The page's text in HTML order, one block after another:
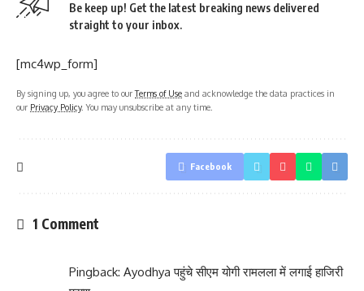
Be keep up! Get the latest breaking news delivered
straight to your inbox.
[mc4wp_form]
By signing up, you agree to ourTerms of Use and acknowledge the data practices in
our Privacy Policy. You may unsubscribe at any time.
Facebook
1 Comment
Pingback: Ayodhya पहुंचे सीएम योगी रामलला में लगाई हाजिरी